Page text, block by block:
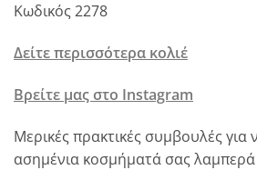
Κωδικός 2278
Δείτε περισσότερα κολιέ
Βρείτε μας στο Instagram
Μερικές πρακτικές συμβουλές για
ασημένια κοσμήματά σας